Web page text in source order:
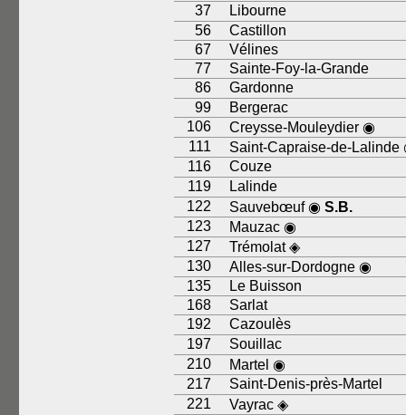
37
Libourne
56
Castillon
67
Vélines
77
Sainte-Foy-la-Grande
86
Gardonne
99
Bergerac
106
Creysse-Mouleydier ◉
111
Saint-Capraise-de-Lalinde
116
Couze
119
Lalinde
122
Sauvebœuf ◉ S.B.
123
Mauzac ◉
127
Trémolat ◈
130
Alles-sur-Dordogne ◉
135
Le Buisson
168
Sarlat
192
Cazoulès
197
Souillac
210
Martel ◉
217
Saint-Denis-près-Martel
221
Vayrac ◈